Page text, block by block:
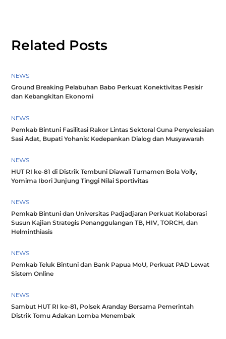
Related Posts
NEWS
Ground Breaking Pelabuhan Babo Perkuat Konektivitas Pesisir
dan Kebangkitan Ekonomi
NEWS
Pemkab Bintuni Fasilitasi Rakor Lintas Sektoral Guna Penyelesaian
Sasi Adat, Bupati Yohanis: Kedepankan Dialog dan Musyawarah
NEWS
HUT RI ke-81 di Distrik Tembuni Diawali Turnamen Bola Volly,
Yomima Ibori Junjung Tinggi Nilai Sportivitas
NEWS
Pemkab Bintuni dan Universitas Padjadjaran Perkuat Kolaborasi
Susun Kajian Strategis Penanggulangan TB, HIV, TORCH, dan
Helminthiasis
NEWS
Pemkab Teluk Bintuni dan Bank Papua MoU, Perkuat PAD Lewat
Sistem Online
NEWS
Sambut HUT RI ke-81, Polsek Aranday Bersama Pemerintah
Distrik Tomu Adakan Lomba Menembak